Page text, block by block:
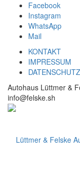
Facebook
Instagram
WhatsApp
Mail
KONTAKT
IMPRESSUM
DATENSCHUTZ
Autohaus Lüttmer &
info@felske.sh